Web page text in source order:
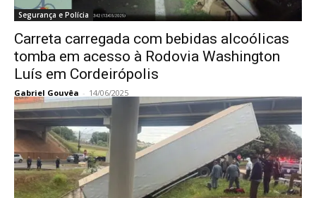
Segurança e Polícia
Carreta carregada com bebidas alcoólicas
tomba em acesso à Rodovia Washington
Luís em Cordeirópolis
Gabriel Gouvêa - 14/06/2025